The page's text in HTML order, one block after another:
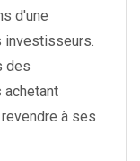
d'une
investisseurs.
des
achetant
à ses